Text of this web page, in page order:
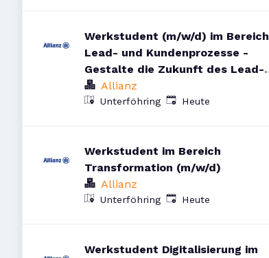
Werkstudent (m/w/d) im Bereich
Lead- und Kundenprozesse -
Gestalte die Zukunft des Lead-
Managements
Allianz
Unterföhring Veröffentlicht
Heute
Werkstudent im Bereich
Transformation (m/w/d)
Allianz
Unterföhring Veröffentlicht
Heute
Werkstudent Digitalisierung im